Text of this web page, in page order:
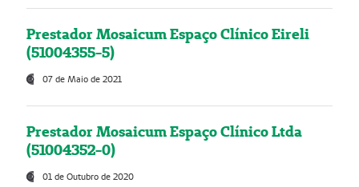
Prestador Mosaicum Espaço Clínico Eireli
(51004355-5)
07 de Maio de 2021
Prestador Mosaicum Espaço Clínico Ltda
(51004352-0)
01 de Outubro de 2020